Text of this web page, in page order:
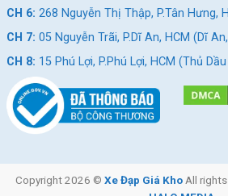
đặc biệt là trên bánh xe được in CTS
được in STLOTUS là tên thương hiệu
như là đang đánh dấu thương hiệu của
Bánh Xe CST CITY
và có nhiều tính năng vượt trội mang
chinh phục đầy thử thách, cũng là một
CH 6: 268 Nguyễn Thị Thập, P.Tân Hưng,
CH 7: 05 Nguyễn Trãi, P.Dĩ An, HCM (Dĩ
CH 8: 15 Phú Lợi, P.Phú Lợi, HCM (Thủ
Copyright 2026 © Xe Đạp Giá KhoAll